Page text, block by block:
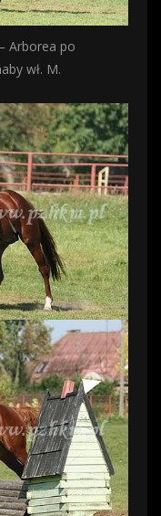
Arborea po
wł. M.